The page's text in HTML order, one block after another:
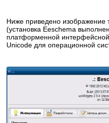
Ниже приведено изображение
(установка Eeschema
платформенной
Unicode для операционной